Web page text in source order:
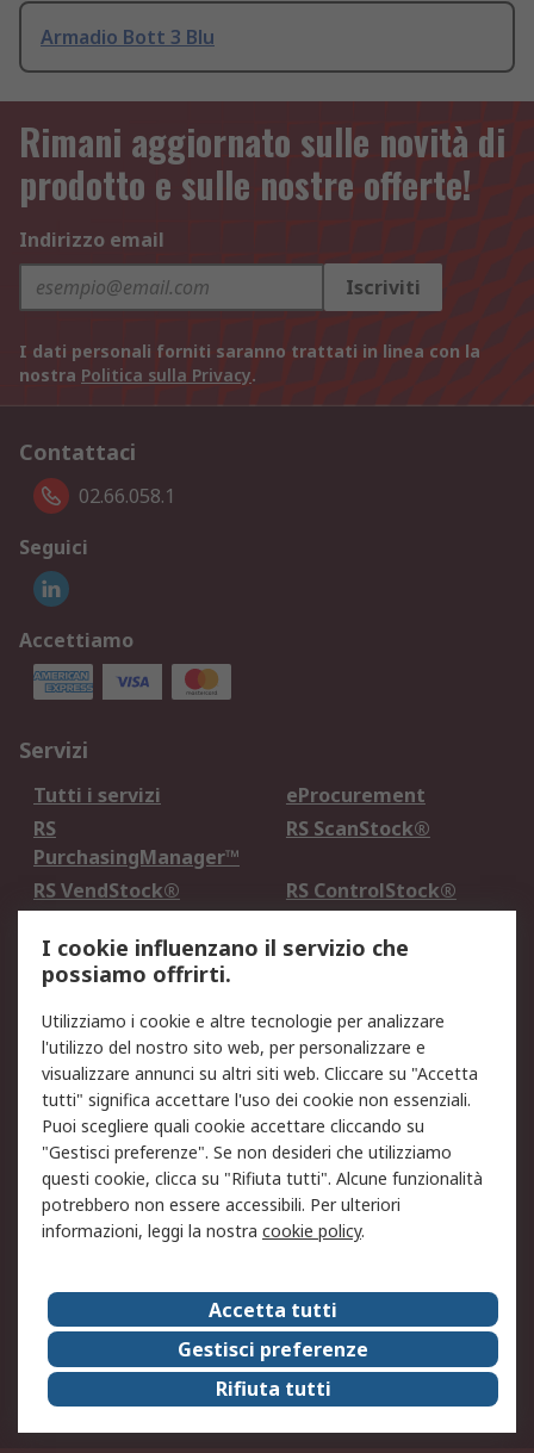
Armadio Bott 3 Blu
Rimani aggiornato sulle novità di
prodotto e sulle nostre offerte!
Indirizzo email
Iscriviti
I dati personali forniti saranno trattati in linea con la
nostra Politica sulla Privacy.
Contattaci
02.66.058.1
Seguici
Accettiamo
Servizi
Tutti i servizi
eProcurement
RS
PurchasingManager™
RS ScanStock®
RS VendStock®
RS ControlStock®
Legale
Informativa Cookie
Informativa Privacy -
Aggiornata
Email Security
Termini d'uso
Condizioni di vendita
Condizioni generali di
servizio
Etica e responsabilità
Chi Siamo
Chi Siamo
Contattaci
Supporto
ESG
Carriere
RS Group
Press Centre
Discovery: il Blog di RS
I cookie influenzano il servizio che
possiamo offrirti.
Utilizziamo i cookie e altre tecnologie per analizzare
l'utilizzo del nostro sito web, per personalizzare e
visualizzare annunci su altri siti web. Cliccare su "Accetta
tutti" significa accettare l'uso dei cookie non essenziali.
Puoi scegliere quali cookie accettare cliccando su
"Gestisci preferenze". Se non desideri che utilizziamo
questi cookie, clicca su "Rifiuta tutti". Alcune funzionalità
potrebbero non essere accessibili. Per ulteriori
informazioni, leggi la nostra cookie policy.
Accetta tutti
Gestisci preferenze
Rifiuta tutti